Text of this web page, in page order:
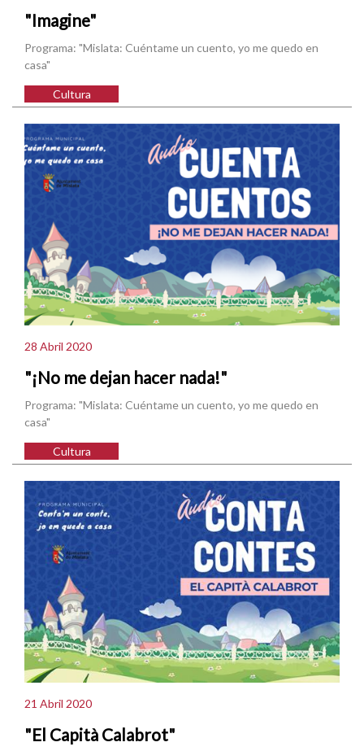
"Imagine"
Programa: "Mislata: Cuéntame un cuento, yo me quedo en
casa"
Cultura
28 Abril 2020
"¡No me dejan hacer nada!"
Programa: "Mislata: Cuéntame un cuento, yo me quedo en
casa"
Cultura
21 Abril 2020
"El Capità Calabrot"